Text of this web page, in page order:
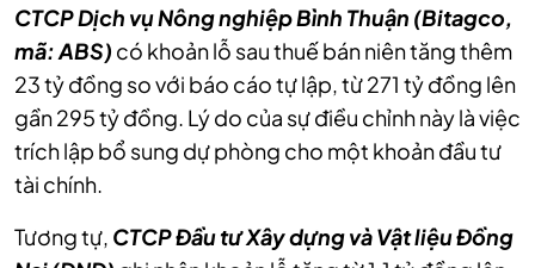
CTCP Dịch vụ Nông nghiệp Bình Thuận (Bitagco,
mã: ABS)
23 tỷ đồng so với báo cáo tự lập, từ 271 tỷ đồng lên
gần 295 tỷ đồng. Lý do của sự điều chỉnh này là việc
trích lập bổ sung dự phòng cho một khoản đầu tư
CTCP Đầu tư Xây dựng và Vật liệu Đồng